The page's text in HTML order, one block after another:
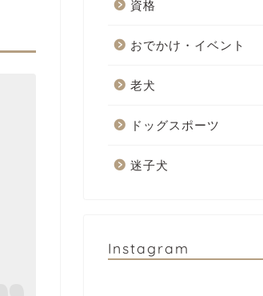
資格
おでかけ・イベント
老犬
ドッグスポーツ
迷子犬
Instagram